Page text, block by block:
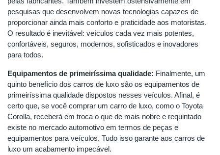
pesquisas que desenvolvem novas tecnologias capazes de
proporcionar ainda mais conforto e praticidade aos motoristas.
O resultado é inevitável: veículos cada vez mais potentes,
confortáveis, seguros, modernos, sofisticados e inovadores
para todos.
Equipamentos de primeiríssima qualidade: Finalmente, um
quinto benefício dos carros de luxo são os equipamentos de
primeiríssima qualidade dispostos nesses veículos. Afinal, é
certo que, se você comprar um carro de luxo, como o Toyota
Corolla, receberá em troca o que de mais nobre e requintado
existe no mercado automotivo em termos de peças e
equipamentos para veículos. Tudo isso garante aos carros de
luxo um acabamento impecável.